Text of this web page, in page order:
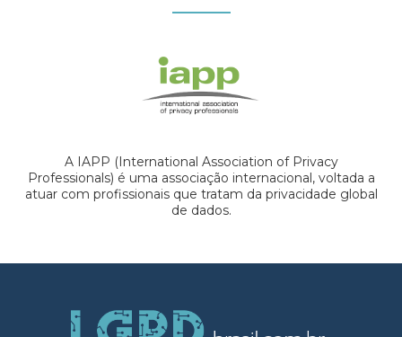
A IAPP (International Association of Privacy
Professionals) é uma associação internacional, voltada a
atuar com profissionais que tratam da privacidade global
de dados.